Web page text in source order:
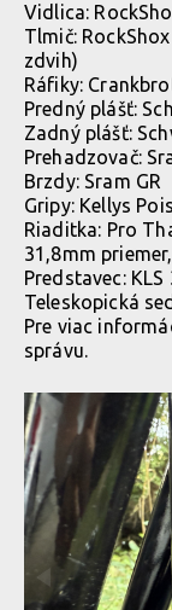
Vidlica:
Tlmič:
zdvih)
Ráfiky:
Predný plášť:
Zadný plášť:
Prehadzovač:
Brzdy: Sram GR
Gripy: Kellys
Riaditka: Pro
31,8mm
Predstavec:
Teleskopická
Pre viac
správu.